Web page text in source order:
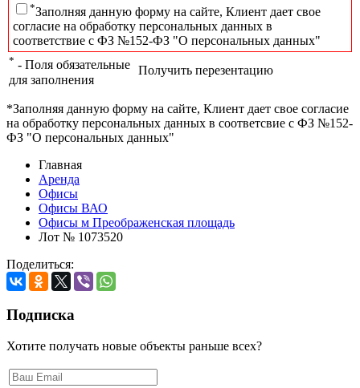
*Заполняя данную форму на сайте, Клиент дает свое
согласие на обработку персональных данных в
соответствие с ФЗ №152-ФЗ "О персональных данных"
* - Поля обязательные
для заполнения
Получить перезентацию
*Заполняя данную форму на сайте, Клиент дает свое согласие
на обработку персональных данных в соответсвие с ФЗ №152-
ФЗ "О персональных данных"
Главная
Аренда
Офисы
Офисы ВАО
Офисы м Преображенская площадь
Лот № 1073520
Поделиться:
Подписка
Хотите получать новые объекты раньше всех?